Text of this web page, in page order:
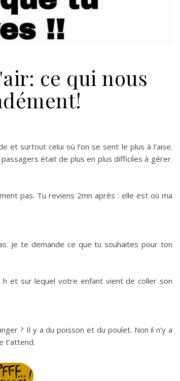
ce qui nous
et surtout celui où l’on se sent le plus à l’aise.
était de plus en plus difficiles à gérer.
pas. Tu reviens 2mn après : elle est où ma
Je te demande ce que tu souhaites pour ton
et sur lequel votre enfant vient de coller son
? Il y a du poisson et du poulet. Non il n’y a
t’attend.